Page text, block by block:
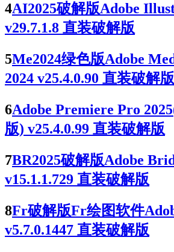
4AI2025破解版Adobe
v29.7.1.8 直装破解版
5Me2024绿色版Adobe
2024 v25.4.0.90 直装破解版
6Adobe Premiere Pro
版) v25.4.0.99 直装破解版
7BR2025破解版Adobe
v15.1.1.729 直装破解版
8Fr破解版Fr绘图软件
v5.7.0.1447 直装破解版